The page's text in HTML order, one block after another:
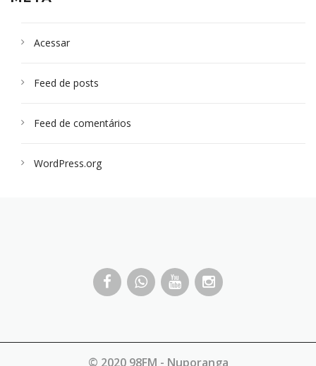
Acessar
Feed de posts
Feed de comentários
WordPress.org
© 2020 98FM - Nuporanga